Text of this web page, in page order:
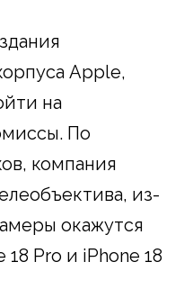
Apple,
на
По
компания
из-
окажутся
Pro и iPhone 18